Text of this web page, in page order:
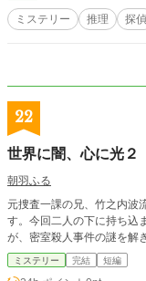
ミステリー 推理 探偵
22
世界に闇、心に光
朝羽ふる
元捜査一課の兄、竹之内波
す。今回二人の下に持ち込
が、密室殺人事件の謎を解
ミステリー 完結 短編